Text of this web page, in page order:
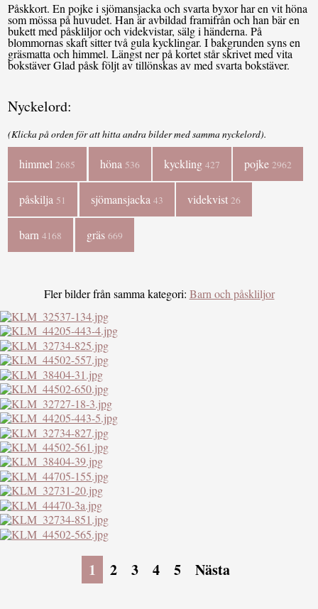
Påskkort. En pojke i sjömansjacka och svarta byxor har en vit höna
som mössa på huvudet. Han är avbildad framifrån och han bär en
bukett med påskliljor och videkvistar, sälg i händerna. På
blommornas skaft sitter två gula kycklingar. I bakgrunden syns en
gräsmatta och himmel. Längst ner på kortet står skrivet med vita
bokstäver Glad påsk följt av tillönskas av med svarta bokstäver.
Nyckelord:
(Klicka på orden för att hitta andra bilder med samma nyckelord).
himmel 2685 höna 536 kyckling 427 pojke 2962
påskilja 51 sjömansjacka 43 videkvist 26
barn4168 gräs 669
Fler bilder från samma kategori: Barn och påskliljor
1 2 3 4 5 Nästa